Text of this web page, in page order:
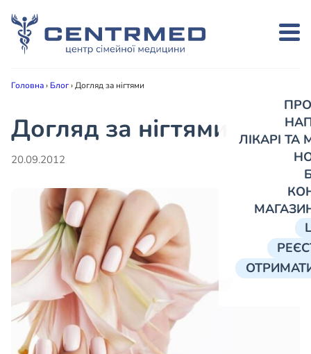
ЛІКАРІ
Головна› Блог›Догляд за нігтями
Догляд за нігтями
20.09.2012